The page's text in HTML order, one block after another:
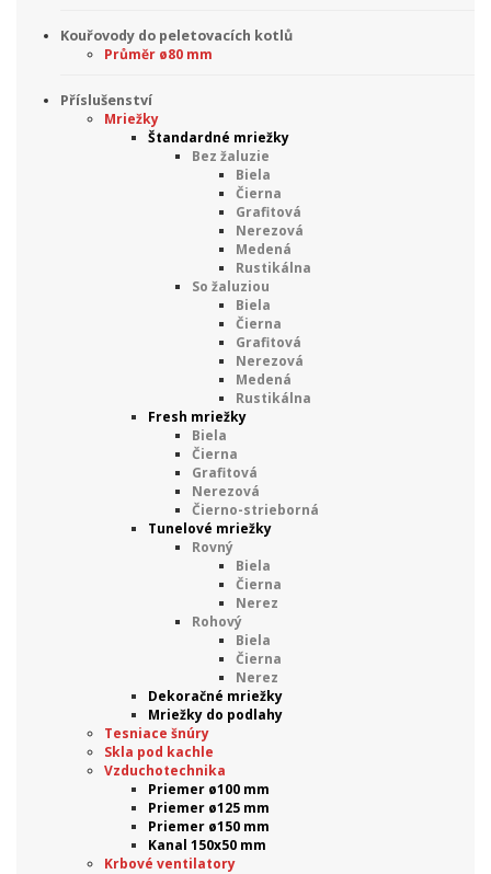
Kouřovody do peletovacích kotlů
Průměr ø80 mm
Příslušenství
Mriežky
Štandardné mriežky
Bez žaluzie
Biela
Čierna
Grafitová
Nerezová
Medená
Rustikálna
So žaluziou
Biela
Čierna
Grafitová
Nerezová
Medená
Rustikálna
Fresh mriežky
Biela
Čierna
Grafitová
Nerezová
Čierno-strieborná
Tunelové mriežky
Rovný
Biela
Čierna
Nerez
Rohový
Biela
Čierna
Nerez
Dekoračné mriežky
Mriežky do podlahy
Tesniace šnúry
Skla pod kachle
Vzduchotechnika
Priemer ø100 mm
Priemer ø125 mm
Priemer ø150 mm
Kanal 150x50 mm
Krbové ventilatory